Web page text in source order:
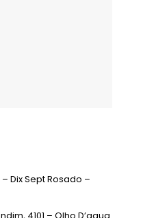
– Dix Sept Rosado –